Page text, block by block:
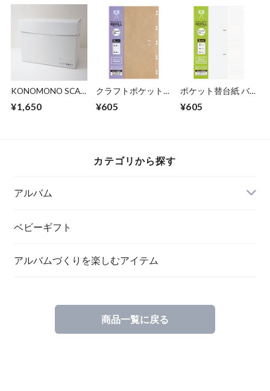
KONOMONO SCAN
【01588】
¥1,650
クラフトポケット替
2L判2段ポケット ア
¥605
ポケット替台紙 バ
段ポケットアP-
¥605
カテゴリから探す
アルバム
ベビーギフト
アルバムづくりを楽しむアイテム
商品一覧に戻る